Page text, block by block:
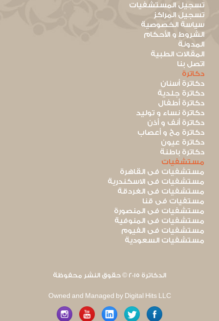
تسجيل المستشفيات
تسجيل المراكز
سياسة الخصوصية
الشروط و الأحكام
المدونة
المقالات الطبية
اتصل بنا
دكاترة
دكاترة أسنان
دكاترة جلدية
دكاترة أطفال
دكاترة نساء و توليد
دكاترة أنف و أذن
دكاترة مخ و أعصاب
دكاترة عيون
دكاترة باطنة
مستشفيات
مستشفيات فى القاهرة
مستشفيات فى الاسكندرية
مستشفيات فى الغردقة
مستفيات فى قنا
مستشفيات فى المنصورة
مستشفيات فى المنوفية
مستشفيات فى الفيوم
مستشفيات السعودية
الدكاترة 2015 © حقوق النشر محفوظة
Owned and Managed by Digital Hits LLC